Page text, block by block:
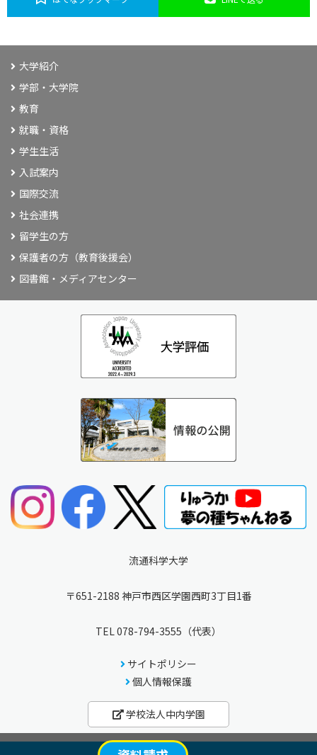
大学紹介
学部・大学院
教育
就職・資格
学生生活
入試案内
国際交流
社会連携
留学生の方
保護者の方（教育後援会）
図書館・メディアセンター
流通科学大学
〒651-2188 神戸市西区学園西町3丁目1番
TEL 078-794-3555 （代表）
サイトポリシー
個人情報保護
学校法人中内学園